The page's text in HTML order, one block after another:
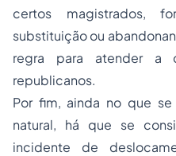
certos magistrados,
substituição ou
regra para atender a
republicanos.
Por fim, ainda no que
natural, há que se
incidente de